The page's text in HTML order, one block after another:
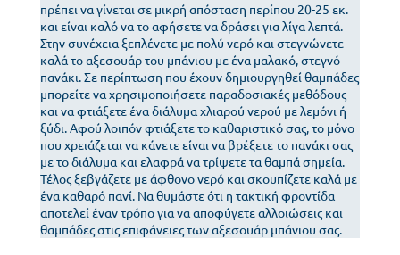
πρέπει να γίνεται σε μικρή απόσταση περίπου 20-25 εκ.
και είναι καλό να το αφήσετε να δράσει για λίγα λεπτά.
Στην συνέχεια ξεπλένετε με πολύ νερό και στεγνώνετε
καλά το αξεσουάρ του μπάνιου με ένα μαλακό, στεγνό
πανάκι. Σε περίπτωση που έχουν δημιουργηθεί θαμπάδες
μπορείτε να χρησιμοποιήσετε παραδοσιακές μεθόδους
και να φτιάξετε ένα διάλυμα χλιαρού νερού με λεμόνι ή
ξύδι. Αφού λοιπόν φτιάξετε το καθαριστικό σας, το μόνο
που χρειάζεται να κάνετε είναι να βρέξετε το πανάκι σας
με το διάλυμα και ελαφρά να τρίψετε τα θαμπά σημεία.
Τέλος ξεβγάζετε με άφθονο νερό και σκουπίζετε καλά με
ένα καθαρό πανί. Να θυμάστε ότι η τακτική φροντίδα
αποτελεί έναν τρόπο για να αποφύγετε αλλοιώσεις και
θαμπάδες στις επιφάνειες των αξεσουάρ μπάνιου σας.